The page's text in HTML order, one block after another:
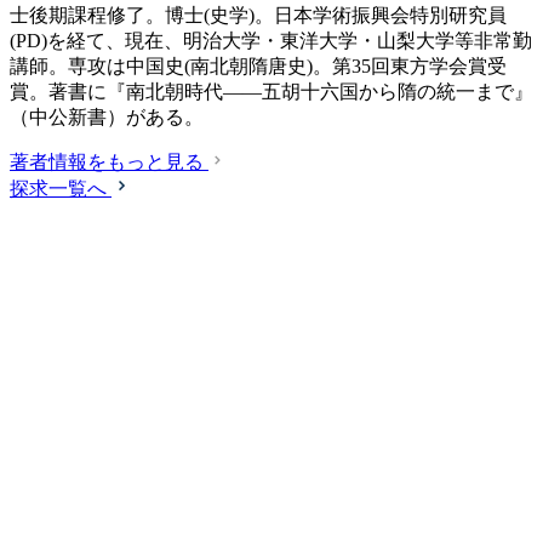
士後期課程修了。博士(史学)。日本学術振興会特別研究員
(PD)を経て、現在、明治大学・東洋大学・山梨大学等非常勤
講師。専攻は中国史(南北朝隋唐史)。第35回東方学会賞受
賞。著書に『南北朝時代――五胡十六国から隋の統一まで』
（中公新書）がある。
著者情報をもっと見る
探求一覧へ